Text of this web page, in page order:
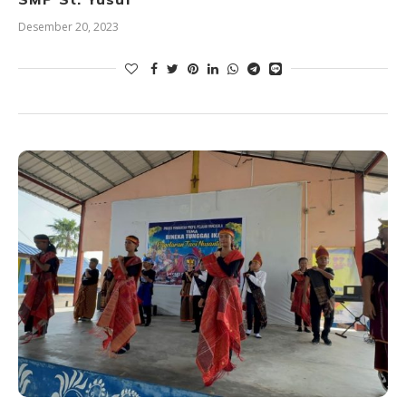
Desember 20, 2023